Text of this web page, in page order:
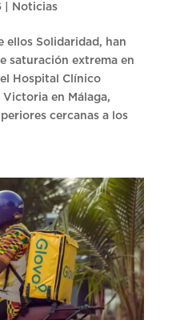
| Noticias
ellos Solidaridad, han
saturación extrema en
Hospital Clínico
en Málaga,
cercanas a los